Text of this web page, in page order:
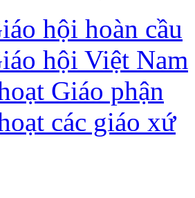
hội hoàn cầu
hội Việt Nam
Giáo phận
các giáo xứ